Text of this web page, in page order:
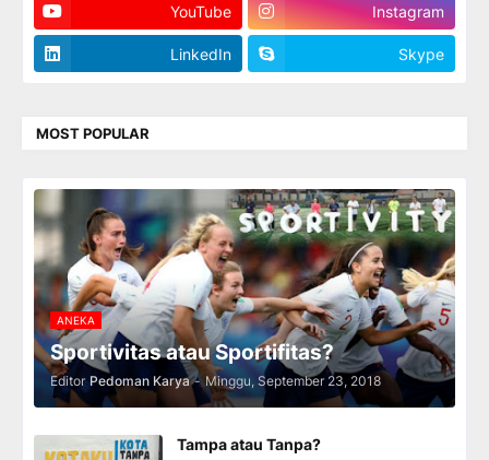
YouTube Instagram
LinkedIn Skype
MOST POPULAR
ANEKA
Sportivitas atau Sportifitas?
Editor Pedoman Karya - Minggu, September 23, 2018
Tampa atau Tanpa?